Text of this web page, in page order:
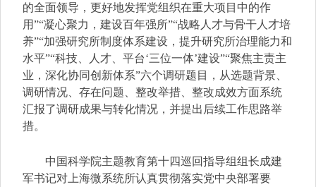
的全面领导，更好地发挥党组织在重大项目中的作
用”“凝心聚力，建设百年强所”“战略人才与骨干人才培
养”“加强研究所制度体系建设，提升研究所治理能力和
水平”“科技、人才、平台‘三位一体’建设”“聚焦主责主
业，深化协同创新体系”六个调研题目，从选题背景、
调研情况、存在问题、整改举措、整改成效方面系统
汇报了调研成果与转化情况，并提出后续工作思路举
措。
中国科学院主题教育第十四巡回指导组组长成建
军书记对上海微系统所认真贯彻落实党中央部署要